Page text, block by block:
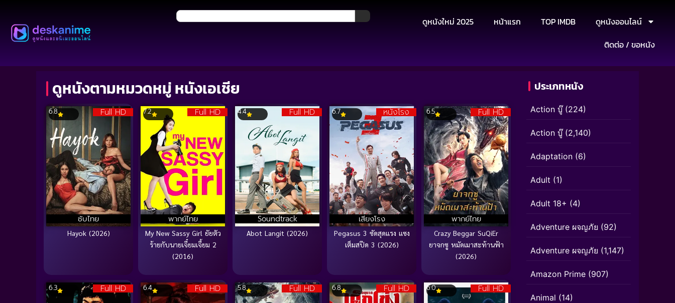
ดูหนังใหม่ 2025 หน้าแรก TOP IMDB
ดูหนังออนไลน์
ติดต่อ / ขอหนัง
ดูหนังตามหมวดหมู่ หนังเอเชีย
Full HD
ซับไทย
6.8
Hayok (2026)
Full HD
พากย์ไทย
7.2
My New Sassy Girl ยัยตัว
ร้ายกับนายเจี๋ยมเจี้ยม 2
(2016)
Full HD
Soundtrack
4.4
Abot Langit (2026)
หนังโรง
เสียงโรง
6.7
Pegasus 3 ซัดสุดแรง แซง
เต็มสปีด 3 (2026)
Full HD
พากย์ไทย
6.5
Crazy Beggar SuQiEr
ยาจกซู หมัดเมาสะท้านฟ้า
(2026)
Full HD
6.3 Full HD
6.4 Full HD
5.8 Full HD
6.8 Full HD
6.0
ประเภทหนัง
Action บู๊(224)
Action บู๊(2,140)
Adaptation (6)
Adult (1)
Adult 18+ (4)
Adventure ผจญภัย (92)
Adventure ผจญภัย (1,147)
Amazon Prime (907)
Animal (14)